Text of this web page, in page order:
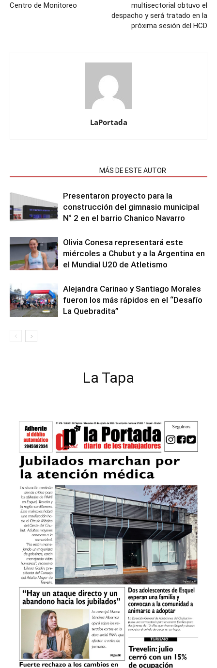
Centro de Monitoreo
multisectorial obtuvo el
despacho y será tratado en la
próxima sesión del HCD
LaPortada
MÁS DE ESTE AUTOR
Presentaron proyecto para la
construcción del gimnasio municipal
N° 2 en el barrio Chanico Navarro
Olivia Conesa representará este
miércoles a Chubut y a la Argentina en
el Mundial U20 de Atletismo
Alejandra Carinao y Santiago Morales
fueron los más rápidos en el “Desafío
La Quebradita”
La Tapa